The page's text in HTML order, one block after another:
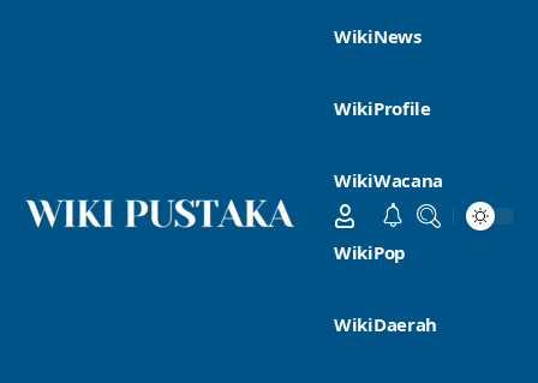
WikiNews
WikiProfile
WikiWacana
WikiPop
WikiDaerah